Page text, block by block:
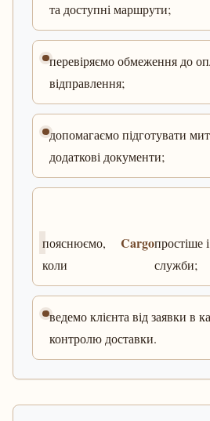
та доступні маршрути;
перевіряємо обмеження до
відправлення;
допомагаємо підготувати
додаткові документи;
пояснюємо,
коли
Cargoпростіше
служби;
ведемо клієнта від заявки в
контролю доставки.